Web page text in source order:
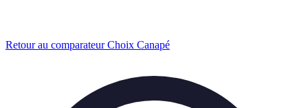
Retour au comparateur Choix Canapé